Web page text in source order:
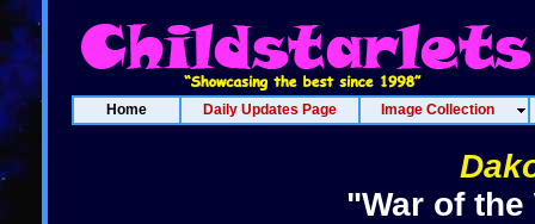
Home Daily Updates Page Image Collection
"War of the